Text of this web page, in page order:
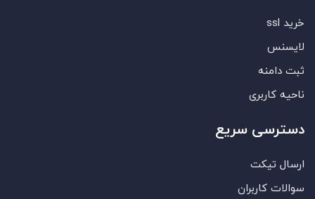
خرید ssl
لایسنس
ثبت دامنه
ناحیه کاربری
دسترسی سریع
ارسال تیکت
سوالات کاربران